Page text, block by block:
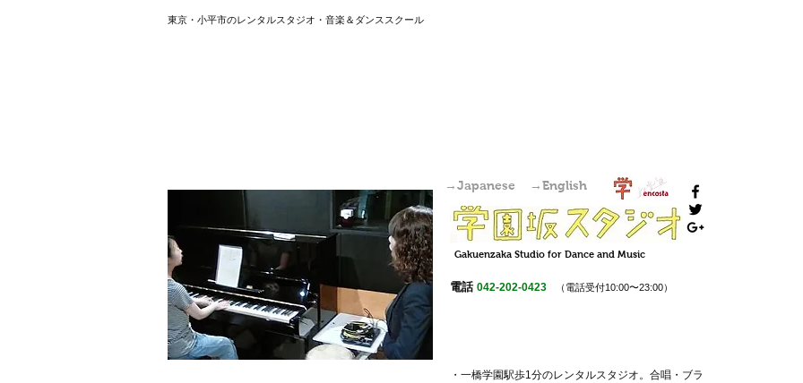
東京・小平市のレンタルスタジオ・音楽＆ダンススクール
→Japanese →English
Gakuenzaka Studio for Dance and Music
電話 042-202-0423 （電話受付10:00〜23:00）
・一橋学園駅歩1分のレンタルスタジオ。 合唱・ブラ